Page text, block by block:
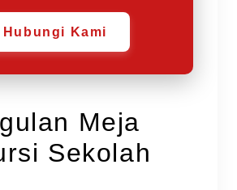
Hubungi Kami
Meja
Sekolah